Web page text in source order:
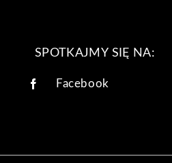
SPOTKAJMY SIĘ NA:
Facebook